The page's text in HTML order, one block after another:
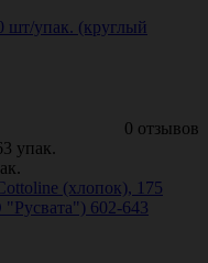
шт/упак. (круглый
0 отзывов
упак.
(хлопок), 175
602-643